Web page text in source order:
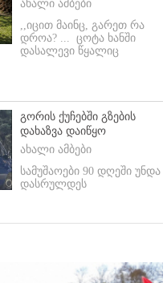
ახალი ამბები
,,იცით მაინც, გარეთ რა
დროა? ... ცოტა ხანში
დასალევი წყალიც
გორის ქუჩებში გზების
დახაზვა დაიწყო
ახალი ამბები
სამუშაოები 90 დღეში უნდა
დასრულდეს